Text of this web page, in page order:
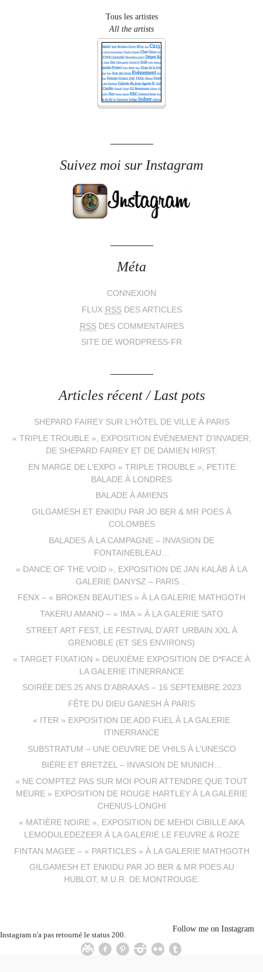
Tous les artistes
All the artists
Suivez moi sur Instagram
Méta
CONNEXION
FLUX RSSDES ARTICLES
RSSDES COMMENTAIRES
SITE DE WORDPRESS-FR
Articles récent / Last pots
SHEPARD FAIREY SUR L’HÔTEL DE VILLE À PARIS
« TRIPLE TROUBLE », EXPOSITION ÉVÈNEMENT D’INVADER,
DE SHEPARD FAIREY ET DE DAMIEN HIRST.
EN MARGE DE L’EXPO « TRIPLE TROUBLE », PETITE
BALADE À LONDRES
BALADE À AMIENS
GILGAMESH ET ENKIDU PAR JO BER & MR POES À
COLOMBES
BALADES À LA CAMPAGNE – INVASION DE
FONTAINEBLEAU…
« DANCE OF THE VOID », EXPOSITION DE JAN KALÁB À LA
GALERIE DANYSZ – PARIS…
FENX – « BROKEN BEAUTIES » À LA GALERIE MATHGOTH
TAKERU AMANO – « IMA » À LA GALERIE SATO
STREET ART FEST, LE FESTIVAL D’ART URBAIN XXL À
GRENOBLE (ET SES ENVIRONS)
« TARGET FIXATION » DEUXIÈME EXPOSITION DE D*FACE À
LA GALERIE ITINERRANCE
SOIRÉE DES 25 ANS D’ABRAXAS – 16 SEPTEMBRE 2023
FÊTE DU DIEU GANESH À PARIS
« ITER » EXPOSITION DE ADD FUEL À LA GALERIE
ITINERRANCE
SUBSTRATUM – UNE OEUVRE DE VHILS À L’UNESCO
BIÈRE ET BRETZEL – INVASION DE MUNICH…
« NE COMPTEZ PAS SUR MOI POUR ATTENDRE QUE TOUT
MEURE » EXPOSITION DE ROUGE HARTLEY À LA GALERIE
CHENUS-LONGHI
« MATIÈRE NOIRE », EXPOSITION DE MEHDI CIBILLE AKA
LEMODULEDEZEER À LA GALERIE LE FEUVRE & ROZE
FINTAN MAGEE – « PARTICLES » À LA GALERIE MATHGOTH
GILGAMESH ET ENKIDU PAR JO BER & MR POES AU
HUBLOT, M.U.R. DE MONTROUGE.
Instagram n'a pas retourné le status 200.
Follow me on Instagram